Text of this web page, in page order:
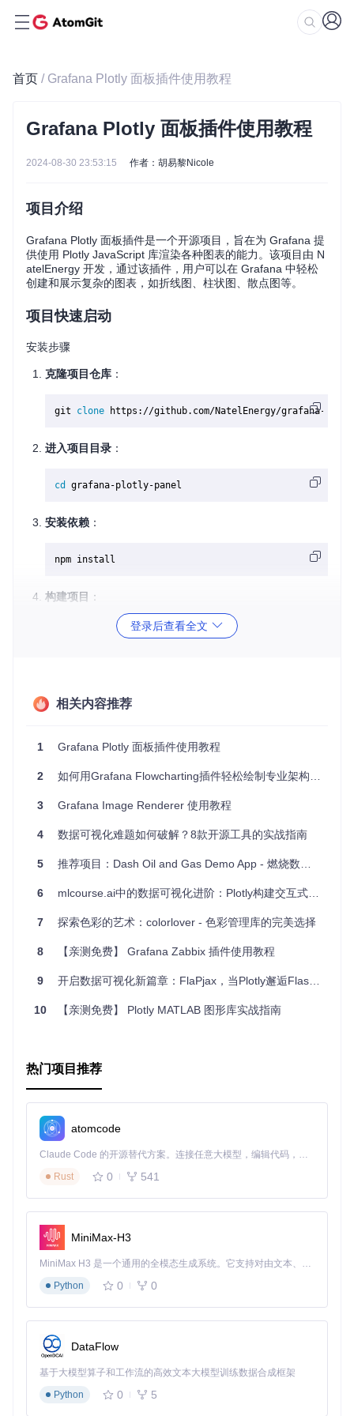
首页 / Grafana Plotly 面板插件使用教程
Grafana Plotly 面板插件使用教程
2024-08-30 23:53:15 作者：胡易黎Nicole
项目介绍
Grafana Plotly 面板插件是一个开源项目，旨在为 Grafana 提
供使用 Plotly JavaScript 库渲染各种图表的能力。该项目由 N
atelEnergy 开发，通过该插件，用户可以在 Grafana 中轻松
创建和展示复杂的图表，如折线图、柱状图、散点图等。
项目快速启动
安装步骤
克隆项目仓库 ：
git clone
进入项目目录 ：
cd
安装依赖 ：
构建项目 ：
cp
重启 Grafana 服务：
sudo
配置 Grafana
登录 Grafana： 打开浏览器，访问http://<你的Grafa
d”，然后点击“Add new panel”。
选择 Plotly 面板 ： 在面板类型中选择“Plotly”。
配置查询： 配置你的查询语句，确保返回的数据格式符合
应用案例和最佳实践
应用案例
监控系统性能
用情况，帮助运维人员实时监控系统状态。
布、趋势等，帮助分析师快速理解数据特征。
最佳实践
可读性和美观性。
定期更新
定性和安全性。
典型生态项目
Grafana Loki
Prometheus：用于监控系统和应用程序的性能指标。
Grafana Tempo：用于分布式追踪。
通过结合这些生态项目，可以构建一个完整的监控和数据分析
登录后查看全文
相关内容推荐
1 Grafana Plotly 面板插件使用教程
2 如何用Grafana Flowcharting插件轻松绘制专业架构图？超实用教程来了！
3 Grafana Image Renderer 使用教程
4 数据可视化难题如何破解？8款开源工具的实战指南
5 推荐项目：Dash Oil and Gas Demo App - 燃烧数据洞察力的交互式工具
6 mlcourse.ai中的数据可视化进阶：Plotly构建交互式图表完整指南
7 探索色彩的艺术：colorlover - 色彩管理库的完美选择
8 【亲测免费】 Grafana Zabbix 插件使用教程
9 开启数据可视化新篇章：FlaPjax，当Plotly邂逅Flask与Ajax
10 【亲测免费】 Plotly MATLAB 图形库实战指南
热门项目推荐
atomcode
Claude Code 的开源替代方案。连接任意大模型，编辑代码，运行命令，自动验证 — 全自动执行。用 Rust 构建，极致性能。 ｜ An open-source alternative to Claude Code. Connect any LLM, edit code, run commands, and verify changes — autonomously. Built in Rust for speed. Get Started
Rust
0 541
MiniMax-H3
MiniMax H3 是一个通用的全模态生成系统。它支持对由文本、图像、视频和音频组成的多模态上下文进行统一理解，并能生成分辨率高达 2K、时长可达 15 秒的带原生立体声音频的视频。得益于面向任务泛化的系统设计，H3 在预训练阶段就已具备广泛的多模态上下文理解与生成能力，能够出色地执行复杂的多模态指令。
Python
0 0
DataFlow
基于大模型算子和工作流的高效文本大模型训练数据合成框架
Python
0 5